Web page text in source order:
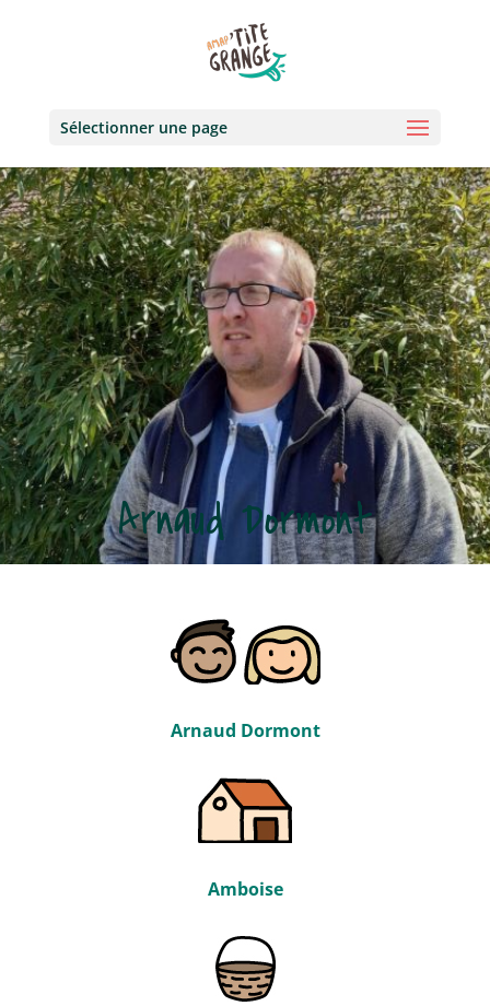
Sélectionner une page
Arnaud Dormont
Arnaud Dormont
Amboise